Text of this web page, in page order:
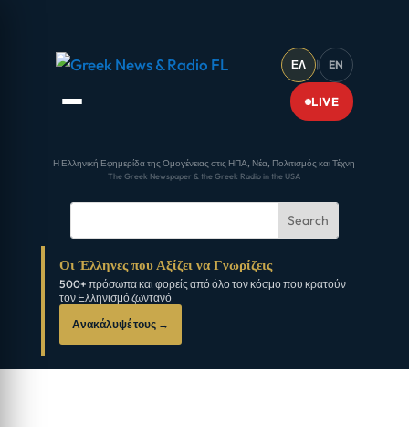
ΕΛ | EN
LIVE
Η Ελληνική Εφημερίδα της Ομογένειας στις ΗΠΑ, Νέα, Πολιτισμός και Τέχνη
The Greek Newspaper & the Greek Radio in the USA
Οι Έλληνες που Αξίζει να Γνωρίζεις
500+ πρόσωπα και φορείς από όλο τον κόσμο που κρατούν
τον Ελληνισμό ζωντανό
Ανακάλυψέ τους →